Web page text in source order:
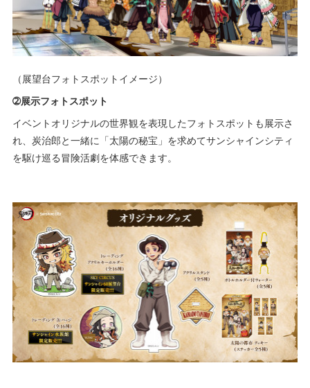
（展望台フォトスポットイメージ）
➁展示フォトスポット
イベントオリジナルの世界観を表現したフォトスポットも展示さ
れ、炭治郎と一緒に「太陽の秘宝」を求めてサンシャインシティ
を駆け巡る冒険活劇を体感できます。